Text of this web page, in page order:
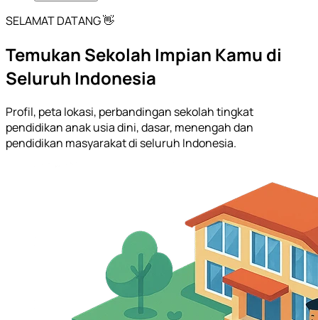
SELAMAT DATANG 👋
Temukan Sekolah Impian Kamu di
Seluruh Indonesia
Profil, peta lokasi, perbandingan sekolah tingkat
pendidikan anak usia dini, dasar, menengah dan
pendidikan masyarakat di seluruh Indonesia.